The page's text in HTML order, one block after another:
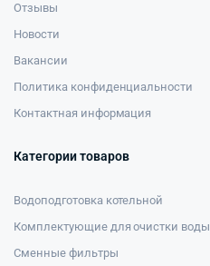
Отзывы
Новости
Вакансии
Политика конфиденциальности
Контактная информация
Категории товаров
Водоподготовка котельной
Комплектующие для очистки воды
Сменные фильтры